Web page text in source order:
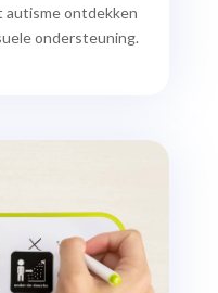
autisme ontdekken
ondersteuning.